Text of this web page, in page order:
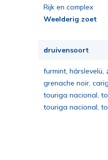
Rijk en complex
Weelderig zoet
druivensoort
furmint, hárslevelü,
grenache noir,
touriga nacional,
franca, tinta roriz,
touriga nacional,